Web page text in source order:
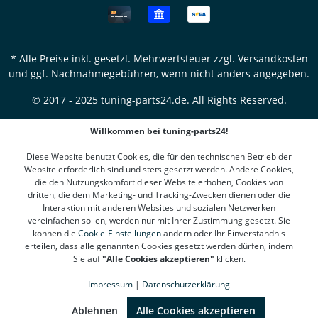
* Alle Preise inkl. gesetzl. Mehrwertsteuer zzgl. Versandkosten
und ggf. Nachnahmegebühren, wenn nicht anders angegeben.
© 2017 - 2025 tuning-parts24.de. All Rights Reserved.
Willkommen bei tuning-parts24!
Diese Website benutzt Cookies, die für den technischen Betrieb der
Website erforderlich sind und stets gesetzt werden. Andere Cookies,
die den Nutzungskomfort dieser Website erhöhen, Cookies von
dritten, die dem Marketing- und Tracking-Zwecken dienen oder die
Interaktion mit anderen Websites und sozialen Netzwerken
vereinfachen sollen, werden nur mit Ihrer Zustimmung gesetzt. Sie
können die Cookie-Einstellungenändern oder Ihr Einverständnis
erteilen, dass alle genannten Cookies gesetzt werden dürfen, indem
Sie auf"Alle Cookies akzeptieren" klicken.
Impressum | Datenschutzerklärung
Ablehnen Alle Cookies akzeptieren
(4.78 / 5)
1311 Bewertungen bei: google.de, shopvote.de ⓘ
Informationen zur Echtheit der Bewertungen